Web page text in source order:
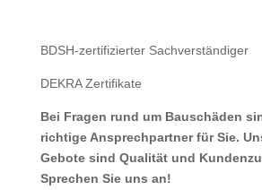
BDSH-zertifizierter Sachverständiger
DEKRA Zertifikate
Bei Fragen rund um Bauschäden
richtige Ansprechpartner für Sie.
Gebote sind Qualität und
Sprechen Sie uns an!